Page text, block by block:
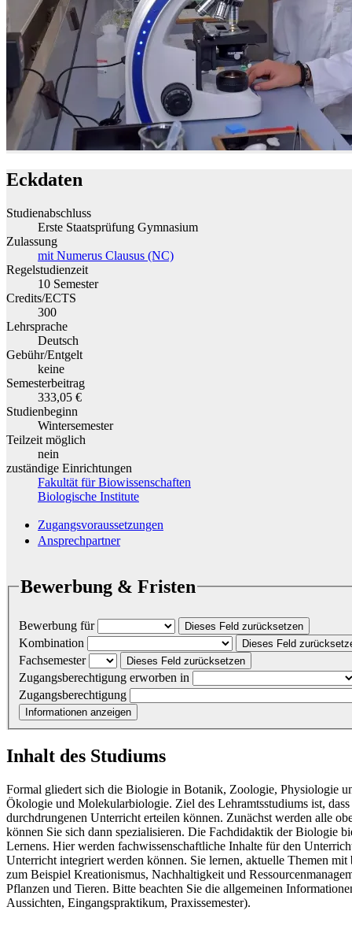
Eckdaten
Studienabschluss
Erste Staatsprüfung Gymnasium
Zulassung
mit Numerus Clausus (NC)
Regelstudienzeit
10 Semester
Credits/ECTS
300
Lehrsprache
Deutsch
Gebühr/Entgelt
keine
Semesterbeitrag
333,05 €
Studienbeginn
Wintersemester
Teilzeit möglich
nein
zuständige Einrichtungen
Fakultät für Biowissenschaften
Biologische Institute
Zugangsvoraussetzungen
Ansprechpartner
Bewerbung & Fristen
Bewerbung für Dieses Feld zurücksetzen
Kombination Dieses Feld
Fachsemester Dieses Feld zurücksetzen
Zugangsberechtigung erworben in
Zugangsberechtigung
Informationen anzeigen
Inhalt des Studiums
Formal gliedert sich die Biologie in Botanik, Zoologie, Physiologie
Ökologie und Molekularbiologie. Ziel des Lehramtsstudiums ist,
durchdrungenen Unterricht erteilen können. Zunächst werden alle
können Sie sich dann spezialisieren. Die Fachdidaktik der Biologie
Lernens. Hier werden fachwissenschaftliche Inhalte für den
Unterricht integriert werden können. Sie lernen, aktuelle Themen
zum Beispiel Kreationismus, Nachhaltigkeit und
Pflanzen und Tieren. Bitte beachten Sie die allgemeinen
Aussichten, Eingangspraktikum, Praxissemester).